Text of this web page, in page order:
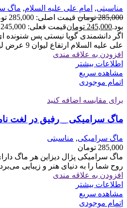
مناسبتی, امام علی علیه السلام, ماگ
285,000 تومان
قیمت
بود.245,000 تومانقیمت فعلی: 245,000 تومان.
اگر دانشمندی گویا نیستی پس شنونده
علی علیه السلام ارتفاع لیوان 9 عرض لیوان
افزودن به علاقه مندی
اطلاعات بیشتر
مشاهده سریع
اتمام موجودی
برای مقایسه اضافه کنید
ماگ سرامیکی _ رفیق در لغت
ماگ سرامیکی, مناسبتی
285,000 تومان
ماگ سرامیکی پژال دیزاین هر ماگ
روح شما را به دنیای هنر و زیبایی می‌برد
افزودن به علاقه مندی
اطلاعات بیشتر
مشاهده سریع
اتمام موجودی